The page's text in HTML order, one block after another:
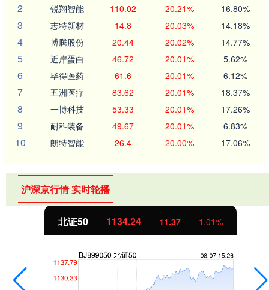
2 锐翔智能 110.02 20.21% 16.80%
3 志特新材 14.8 20.03% 14.18%
4 博腾股份 20.44 20.02% 14.77%
5 近岸蛋白 46.72 20.01% 5.62%
6 毕得医药 61.6 20.01% 6.12%
7 五洲医疗 83.62 20.01% 18.37%
8 一博科技 53.33 20.01% 17.26%
9 耐科装备 49.67 20.01% 6.83%
10 朗特智能 26.4 20.00% 17.06%
沪深京行情 实时轮播
北证50 1134.24 11.37 1.01%